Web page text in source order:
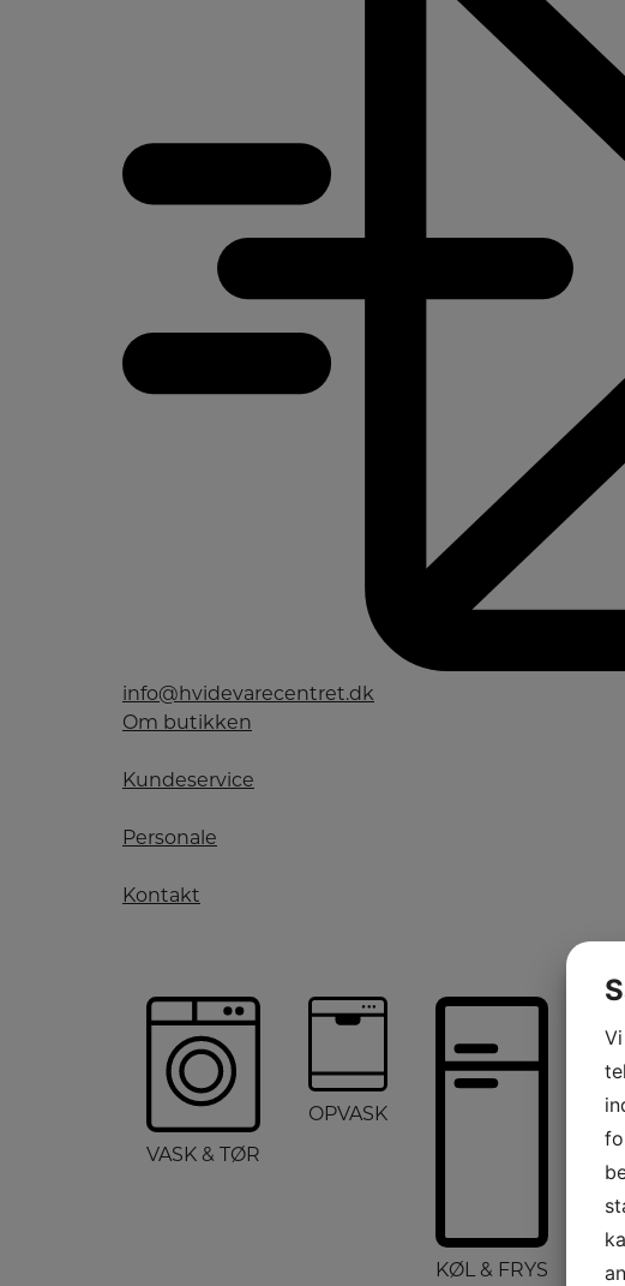
info@hvidevarecentret.dk
Om butikken
Kundeservice
Personale
Kontakt
VASK & TØR
OPVASK
KØL & FRYS